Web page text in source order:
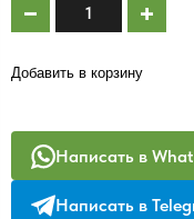
Добавить в корзину
Написать в
Написать в